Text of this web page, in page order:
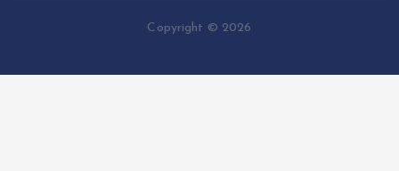
Copyright © 2026